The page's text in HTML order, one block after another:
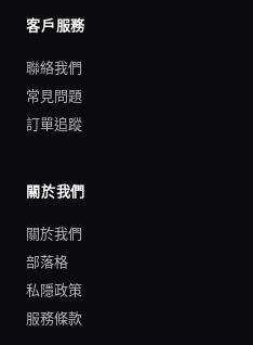
客戶服務
聯絡我們
常見問題
訂單追蹤
關於我們
關於我們
部落格
私隱政策
服務條款